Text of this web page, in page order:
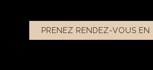
PRENEZ RENDEZ-VOUS EN